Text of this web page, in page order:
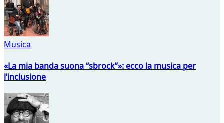
Musica
«La mia banda suona “sbrock”»: ecco la musica per
l’inclusione